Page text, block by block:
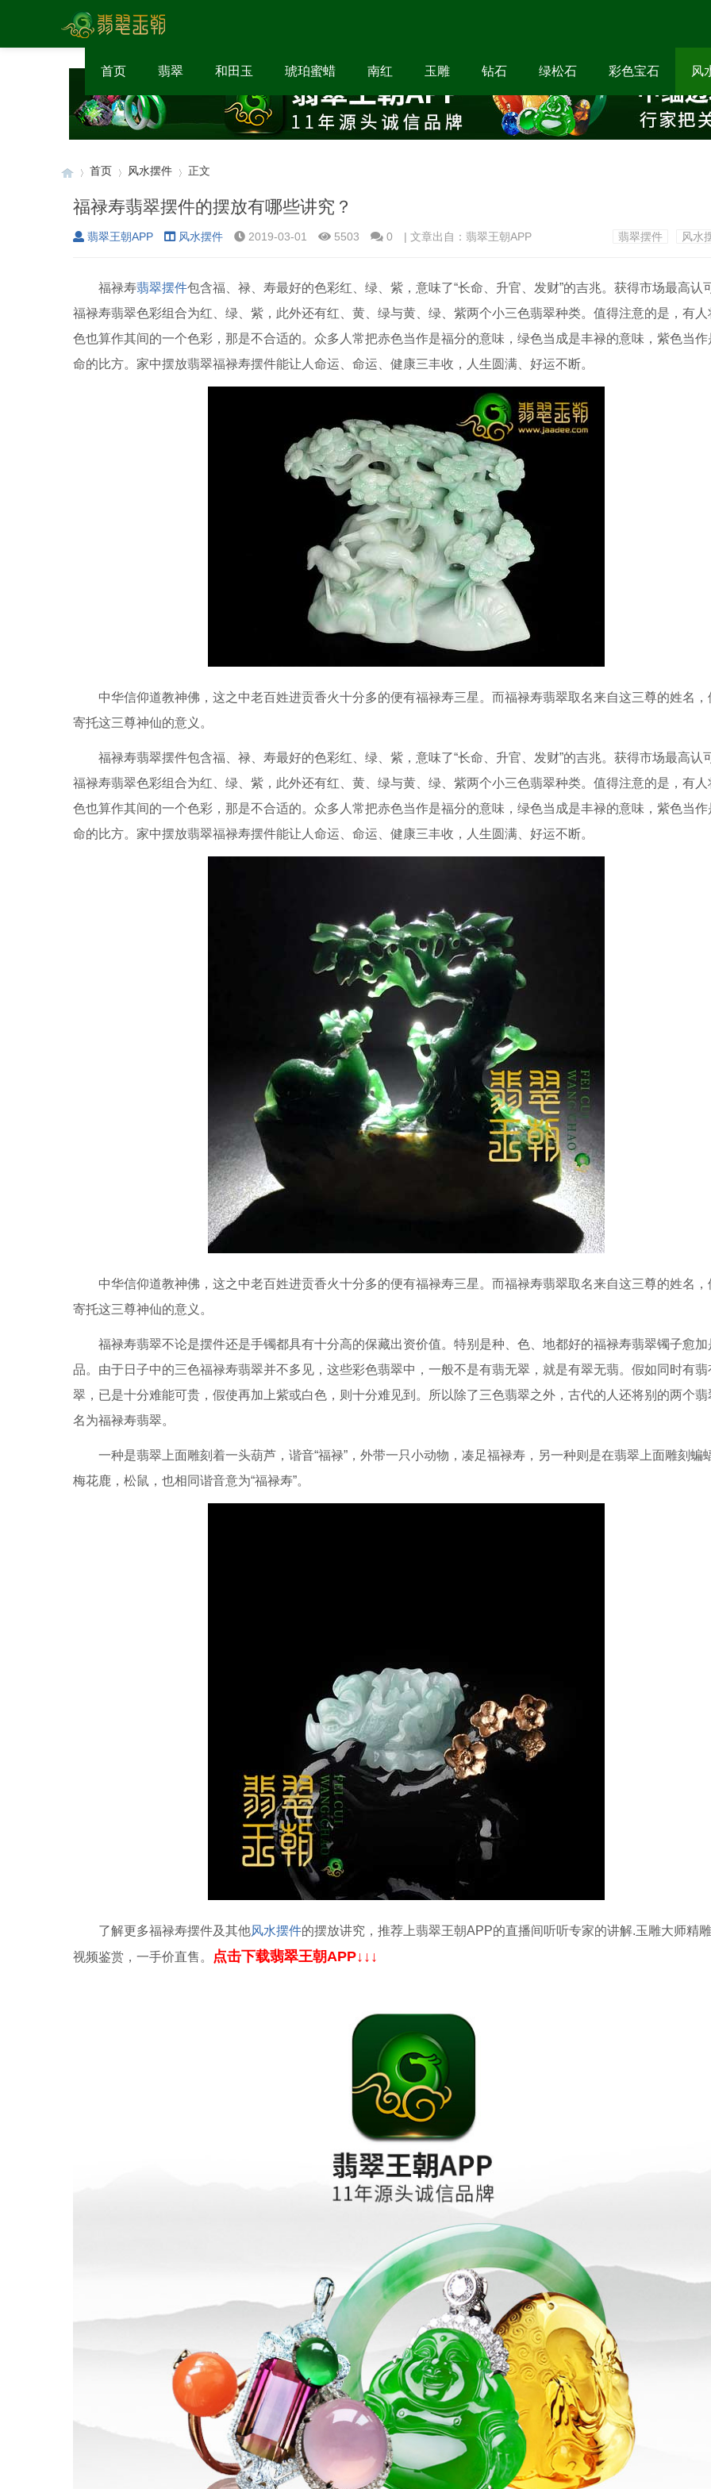
首页 翡翠 和田玉 琥珀蜜蜡 南红 玉雕 钻石 绿松石 彩色宝石 风
›
首页
›
风水摆件
›
正文
福禄寿翡翠摆件的摆放有哪些讲究？
翡翠王朝APP 风水摆件 2019-03-01 5503 0 | 文章出自：翡翠王朝APP 翡翠摆件 风水
福禄寿翡翠摆件包含福、禄、寿最好的色彩红、绿、紫，意味了“长命、升官、发财”的吉兆。获得市场最高认
福禄寿翡翠色彩组合为红、绿、紫，此外还有红、黄、绿与黄、绿、紫两个小三色翡翠种类。值得注意的是，有人
色也算作其间的一个色彩，那是不合适的。众多人常把赤色当作是福分的意味，绿色当成是丰禄的意味，紫色当作
命的比方。家中摆放翡翠福禄寿摆件能让人命运、命运、健康三丰收，人生圆满、好运不断。
中华信仰道教神佛，这之中老百姓进贡香火十分多的便有福禄寿三星。而福禄寿翡翠取名来自这三尊的姓名，
寄托这三尊神仙的意义。
福禄寿翡翠摆件包含福、禄、寿最好的色彩红、绿、紫，意味了“长命、升官、发财”的吉兆。获得市场最高认
福禄寿翡翠色彩组合为红、绿、紫，此外还有红、黄、绿与黄、绿、紫两个小三色翡翠种类。值得注意的是，有人
色也算作其间的一个色彩，那是不合适的。众多人常把赤色当作是福分的意味，绿色当成是丰禄的意味，紫色当作
命的比方。家中摆放翡翠福禄寿摆件能让人命运、命运、健康三丰收，人生圆满、好运不断。
中华信仰道教神佛，这之中老百姓进贡香火十分多的便有福禄寿三星。而福禄寿翡翠取名来自这三尊的姓名，
寄托这三尊神仙的意义。
福禄寿翡翠不论是摆件还是手镯都具有十分高的保藏出资价值。特别是种、色、地都好的福禄寿翡翠镯子愈加
品。由于日子中的三色福禄寿翡翠并不多见，这些彩色翡翠中，一般不是有翡无翠，就是有翠无翡。假如同时有翡
翠，已是十分难能可贵，假使再加上紫或白色，则十分难见到。所以除了三色翡翠之外，古代的人还将别的两个翡
名为福禄寿翡翠。
一种是翡翠上面雕刻着一头葫芦，谐音“福禄”，外带一只小动物，凑足福禄寿，另一种则是在翡翠上面雕刻蝙
梅花鹿，松鼠，也相同谐音意为“福禄寿”。
了解更多福禄寿摆件及其他风水摆件的摆放讲究，推荐上翡翠王朝APP的直播间听听专家的讲解.玉雕大师精
视频鉴赏，一手价直售。
点击下载翡翠王朝APP↓↓↓